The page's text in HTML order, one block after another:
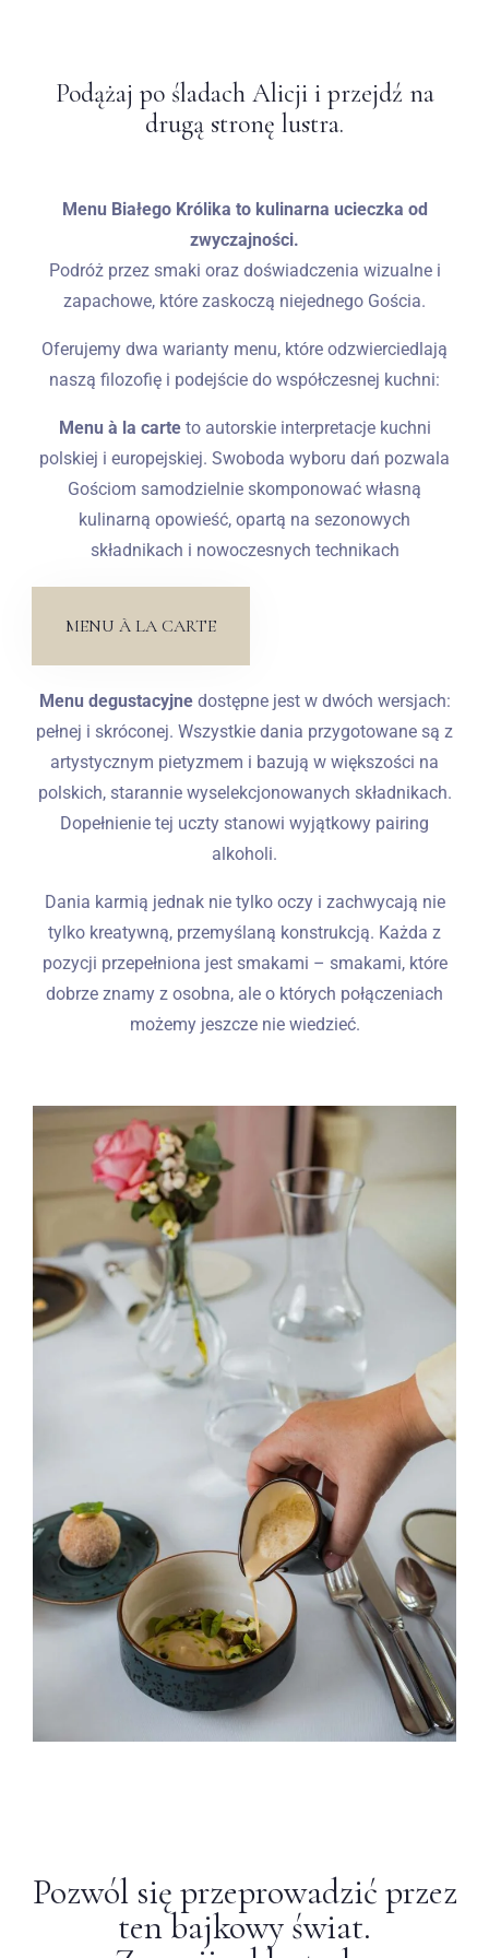
Blog
PL
Podążaj po śladach Alicji i przejdź na
drugą stronę lustra.
Menu Białego Królika to kulinarna ucieczka od
zwyczajności.
Podróż przez smaki oraz doświadczenia wizualne i
zapachowe, które zaskoczą niejednego Gościa.
Oferujemy dwa warianty menu, które odzwierciedlają
naszą filozofię i podejście do współczesnej kuchni:
Menu à la carteto autorskie interpretacje kuchni
polskiej i europejskiej. Swoboda wyboru dań pozwala
Gościom samodzielnie skomponować własną
kulinarną opowieść, opartą na sezonowych
składnikach i nowoczesnych technikach
MENU À LA CARTE
Menu degustacyjnedostępne jest w dwóch wersjach:
pełnej i skróconej. Wszystkie dania przygotowane są z
artystycznym pietyzmem i bazują w większości na
polskich, starannie wyselekcjonowanych składnikach.
Dopełnienie tej uczty stanowi wyjątkowy pairing
alkoholi.
Dania karmią jednak nie tylko oczy i zachwycają nie
tylko kreatywną, przemyślaną konstrukcją. Każda z
pozycji przepełniona jest smakami – smakami, które
dobrze znamy z osobna, ale o których połączeniach
możemy jeszcze nie wiedzieć.
Pozwól się przeprowadzić przez
ten bajkowy świat.